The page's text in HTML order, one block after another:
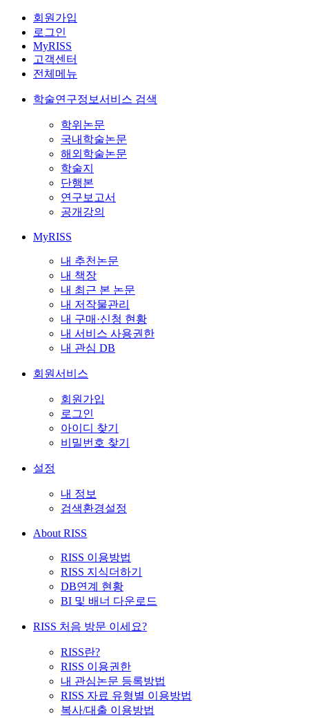
회원가입
로그인
MyRISS
고객센터
전체메뉴
학술연구정보서비스 검색
학위논문
국내학술논문
해외학술논문
학술지
단행본
연구보고서
공개강의
MyRISS
내 추천논문
내 책장
내 최근 본 논문
내 저작물관리
내 구매·신청 현황
내 서비스 사용권한
내 관심 DB
회원서비스
회원가입
로그인
아이디 찾기
비밀번호 찾기
설정
내 정보
검색환경설정
About RISS
RISS 이용방법
RISS 지식더하기
DB연계 현황
BI 및 배너 다운로드
RISS 처음 방문 이세요?
RISS란?
RISS 이용권한
내 관심논문 등록방법
RISS 자료 유형별 이용방법
복사/대출 이용방법